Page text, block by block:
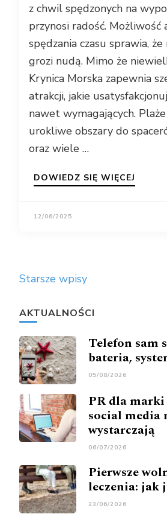
z chwil spędzonych na
przynosi radość. Możliwość
spędzania czasu sprawia,
grozi nudą. Mimo że
Krynica Morska zapewnia
atrakcji, jakie
nawet wymagających.
urokliwe obszary do
oraz wiele …
DOWIEDZ SIĘ WIĘCEJ
12/06/2025
Nawigacja
wpisach
Starsze wpisy
AKTUALNOŚCI
Telefon sam
bateria,
05/08/2026
PR dla
social media
wystarczają
06/07/2026
Pierwsze
leczenia: jak
23/06/2026